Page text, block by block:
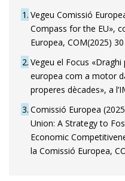
1 Vegeu Comissió
Compass for the EU»,
Europea, COM(2025)
2 Vegeu el Focus
europea com a motor
properes dècades», a
3 Comissió Europea
Union: A Strategy to
Economic
la Comissió Europea,